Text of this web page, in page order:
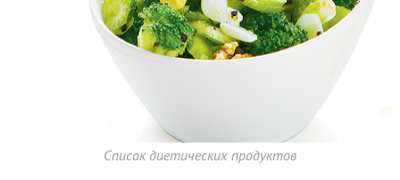
Список диетических продуктов